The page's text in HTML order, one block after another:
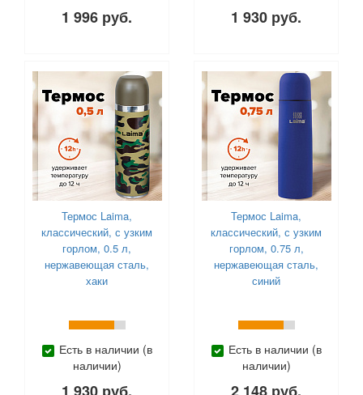
1 996 руб. 1 930 руб.
Термос Laima,
классический, с узким
горлом, 0.5 л,
нержавеющая сталь,
хаки
Есть в наличии (в
наличии)
1 930 руб.
Термос Laima,
классический, с узким
горлом, 0.75 л,
нержавеющая сталь,
синий
Есть в наличии (в
наличии)
2 148 руб.